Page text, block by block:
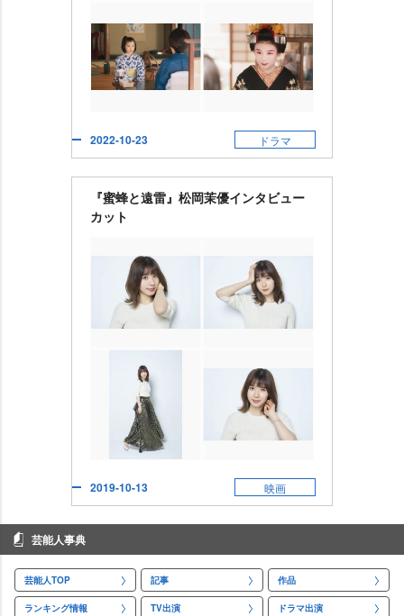
2022-10-23 ドラマ
『蜜蜂と遠雷』松岡茉優インタビュー
カット
2019-10-13 映画
芸能人事典
芸能人TOP 記事 作品
ランキング情報 TV出演 ドラマ出演